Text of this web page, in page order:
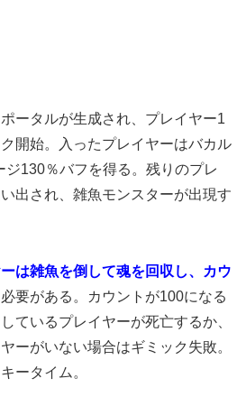
ータルが生成され、プレイヤー1
開始。入ったプレイヤーはバカル
ジ130％バフを得る。残りのプレ
出され、雑魚モンスターが出現す
は雑魚を倒して魂を回収し、カウ
必要がある。カウントが100になる
ているプレイヤーが死亡するか、
ーがいない場合はギミック失敗。
ータイム。